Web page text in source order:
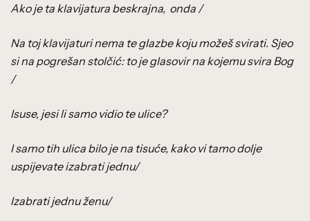
Ako je ta klavijatura beskrajna, onda /
Na toj klavijaturi nema te glazbe koju možeš svirati. Sjeo
si na pogrešan stolčić: to je glasovir na kojemu svira Bog
/
Isuse, jesi li samo vidio te ulice?
I samo tih ulica bilo je na tisuće, kako vi tamo dolje
uspijevate izabrati jednu/
Izabrati jednu ženu/